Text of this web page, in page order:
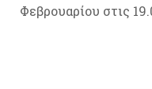
Φεβρουαρίου στις